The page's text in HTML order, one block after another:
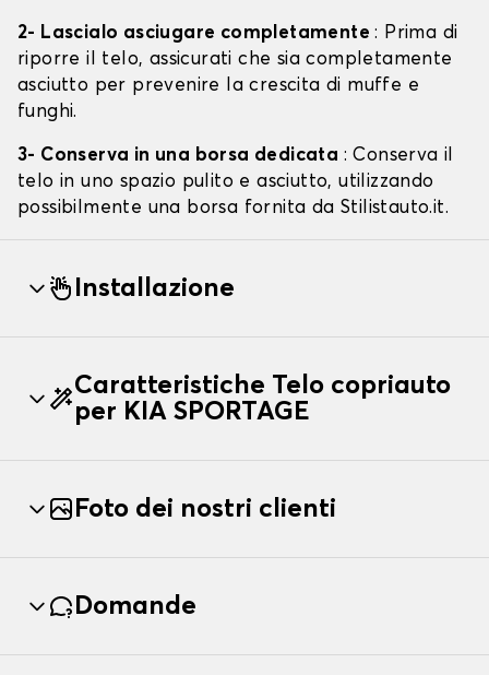
2- Lascialo asciugare completamente: Prima di
riporre il telo, assicurati che sia completamente
asciutto per prevenire la crescita di muffe e
funghi.
3- Conserva in una borsa dedicata : Conserva il
telo in uno spazio pulito e asciutto, utilizzando
possibilmente una borsa fornita da Stilistauto.it.
Installazione
Caratteristiche Telo copriauto
per KIA SPORTAGE
Foto dei nostri clienti
Domande